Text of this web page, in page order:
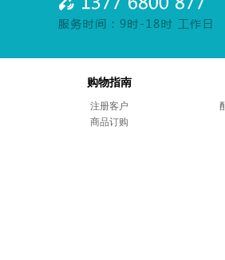
劳防用品
综合项目
商务礼品
售后服务
购物指南
注册客户
商品订购